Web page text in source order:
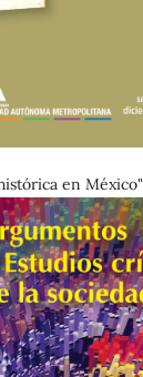
en México"